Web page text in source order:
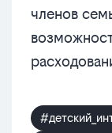
членов